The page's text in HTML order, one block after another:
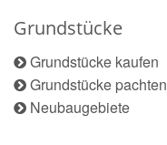
Grundstücke
Grundstücke kaufen
Grundstücke pachten
Neubaugebiete